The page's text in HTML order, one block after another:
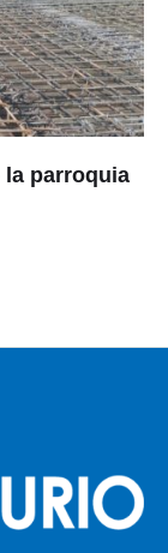
la parroquia